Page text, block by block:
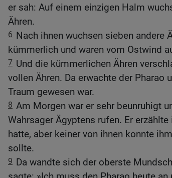
er sah: Auf einem einzigen Halm
Ähren.
6 Nach ihnen wuchsen sieben andere
kümmerlich und waren vom Ostwind
7 Und die kümmerlichen Ähren
vollen Ähren. Da erwachte der Pharao
Traum gewesen war.
8 Am Morgen war er sehr beunruhigt
Wahrsager Ägyptens rufen. Er
hatte, aber keiner von ihnen konnte
sollte.
9 Da wandte sich der oberste